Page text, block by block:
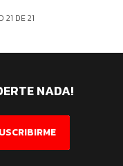
21 DE21
NADA!